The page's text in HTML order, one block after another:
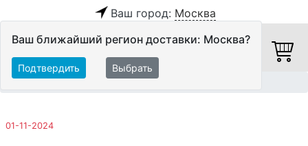
Ваш город: Москва
Ваш ближайший регион доставки: Москва?
Подтвердить Выбрать
01-11-2024